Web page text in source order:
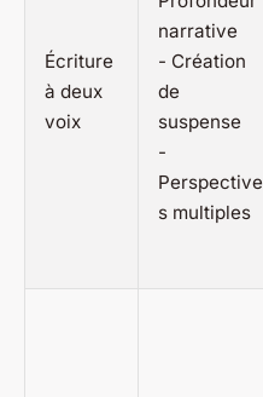
Écriture
à deux
voix
narrative
- Création
de
suspense
-
Perspective
s multiples